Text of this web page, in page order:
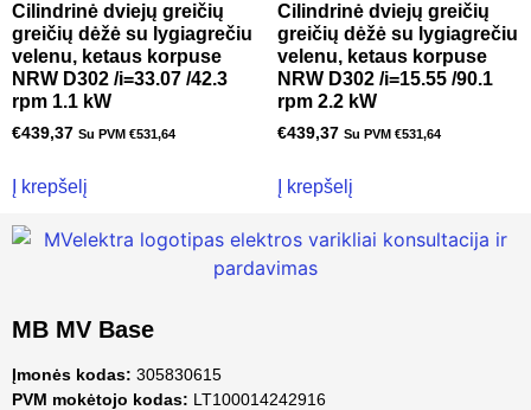
Cilindrinė dviejų greičių
greičių dėžė su lygiagrečiu
velenu, ketaus korpuse
NRW D302 /i=33.07 /42.3
rpm 1.1 kW
€439,37 Su PVM €531,64
Į krepšelį
Cilindrinė dviejų greičių
greičių dėžė su lygiagrečiu
velenu, ketaus korpuse
NRW D302 /i=15.55 /90.1
rpm 2.2 kW
€439,37 Su PVM €531,64
Į krepšelį
MB MV Base
Įmonės kodas: 305830615
PVM mokėtojo kodas: LT100014242916